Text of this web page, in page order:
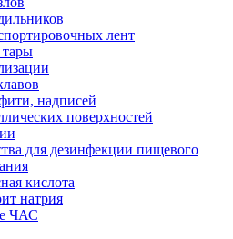
лент
надписей
поверхностей
для дезинфекции пищевого
кислота
натрия
ЧАС